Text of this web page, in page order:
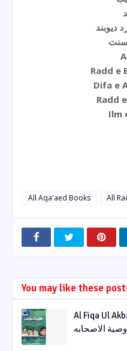
دیوبند
Radd e
Difa e
Radd
Ilm
All Aqa'aed Books All
You may like these
Al Fiqa Ul
الاصحابه